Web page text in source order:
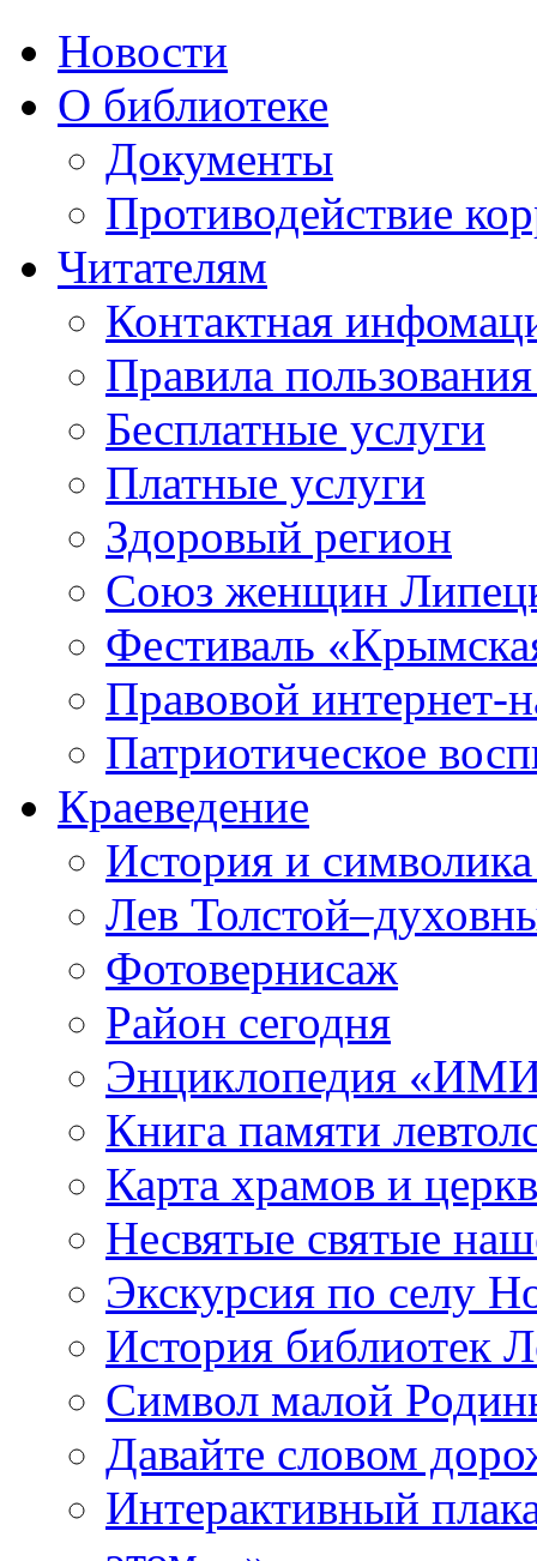
Новости
О библиотеке
Документы
Противодействие
Читателям
Контактная
Правила
Бесплатные услуги
Платные услуги
Здоровый регион
Союз женщин
Фестиваль
Правовой интернет-
Патриотическое
Краеведение
История и
Лев
Фотовернисаж
Район сегодня
Энциклопедия «ИМИ
Книга памяти
Карта храмов и
Несвятые святые
Экскурсия по селу
История библиотек
Символ малой
Давайте словом
Интерактивный